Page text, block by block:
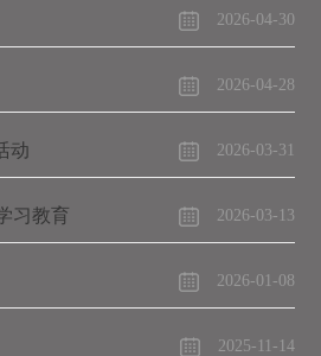
2026-04-30
2026-04-28
动 2026-03-31
习教育 2026-03-13
2026-01-08
2025-11-14